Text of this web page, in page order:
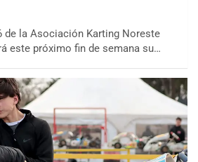
de la Asociación Karting Noreste
este próximo fin de semana su…